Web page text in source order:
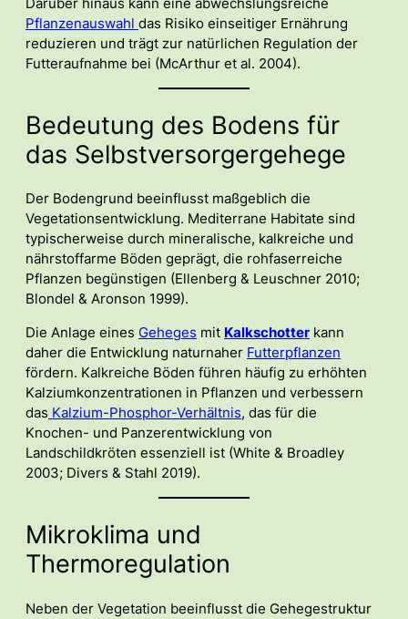
Darüber hinaus kann eine abwechslungsreiche
Pflanzenauswahl das Risiko einseitiger Ernährung
reduzieren und trägt zur natürlichen Regulation der
Futteraufnahme bei (McArthur et al. 2004).
Bedeutung des Bodens für
das Selbstversorgergehege
Der Bodengrund beeinflusst maßgeblich die
Vegetationsentwicklung. Mediterrane Habitate sind
typischerweise durch mineralische, kalkreiche und
nährstoffarme Böden geprägt, die rohfaserreiche
Pflanzen begünstigen (Ellenberg & Leuschner 2010;
Blondel & Aronson 1999).
Die Anlage eines Geheges mit Kalkschotter kann
daher die Entwicklung naturnaher Futterpflanzen
fördern. Kalkreiche Böden führen häufig zu erhöhten
Kalziumkonzentrationen in Pflanzen und verbessern
das Kalzium-Phosphor-Verhältnis, das für die
Knochen- und Panzerentwicklung von
Landschildkröten essenziell ist (White & Broadley
2003; Divers & Stahl 2019).
Mikroklima und
Thermoregulation
Neben der Vegetation beeinflusst die Gehegestruktur